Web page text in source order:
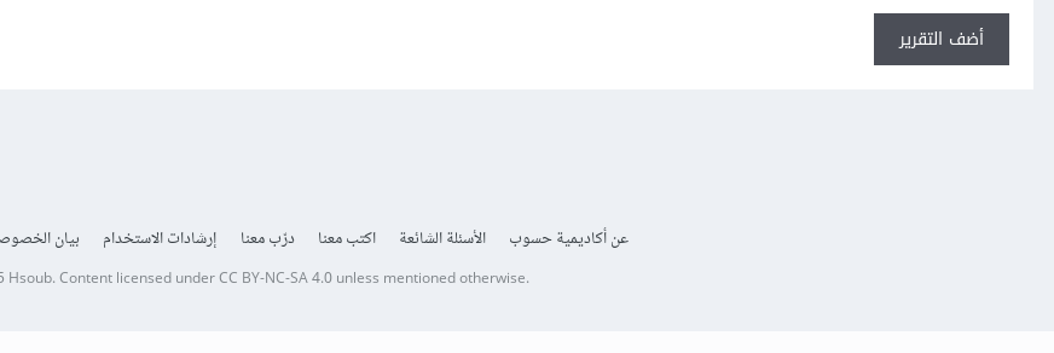
أضف التقرير
عن أكاديمية حسوب الأسئلة الشائعة اكتب معنا درّب معنا إرشادات الاستخدام بيان
Hsoub.Content licensed underCC BY-NC-SA 4.0unless mentioned otherwise.